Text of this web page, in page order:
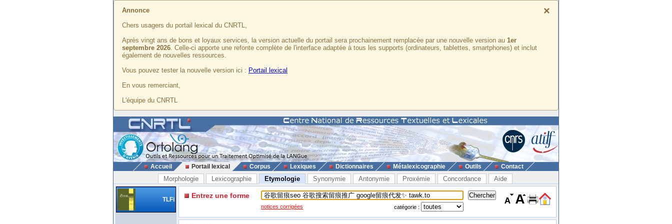
×
Annonce
Chers usagers du portail lexical du CNRTL,
Après vingt ans de bons et loyaux services, la version actuelle du portail sera prochainement remplacée par une nouvelle version au 1er
septembre 2026. Celle-ci apporte une refonte complète de l'interface adaptée à tous les supports (ordinateurs, tablettes, smartphones) et inclut
également de nouvelles ressources.
Vous pouvez tester la nouvelle version ici : Portail lexical
En vous remerciant,
L'équipe du CNRTL
Accueil Portail lexical Corpus Lexiques Dictionnaires Métalexicographie Outils Contact
Morphologie Lexicographie Etymologie Synonymie Antonymie Proxémie Concordance Aide
TLFi Entrez une forme
notices corrigées catégorie :